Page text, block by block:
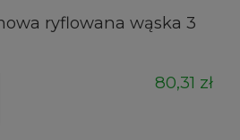
ryflowana wąska 3
80,31 zł